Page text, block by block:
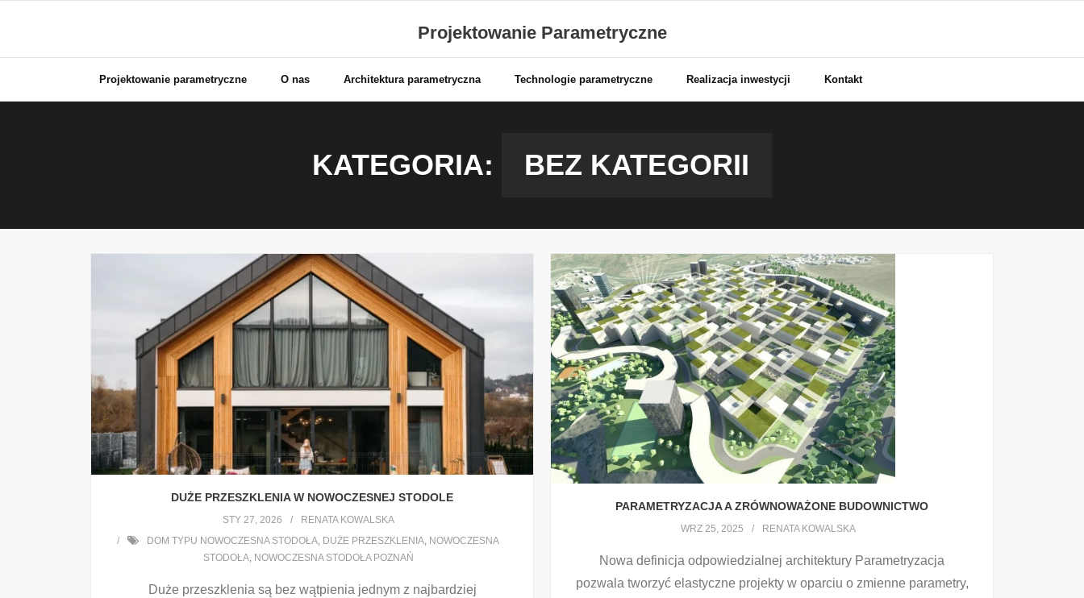
content
Projektowanie Parametryczne
Projektowanie parametryczne O nas Architektura parametryczna Technologie parametryczne Realizacja inwestycji Kontakt
KATEGORIA: BEZ KATEGORII
DUŻE PRZESZKLENIA W NOWOCZESNEJ STODOLE
STY 27, 2026
RENATA KOWALSKA
DOM TYPU NOWOCZESNA STODOŁA, DUŻE PRZESZKLENIA, NOWOCZESNA
STODOŁA, NOWOCZESNA STODOŁA POZNAŃ
Duże przeszklenia są bez wątpienia jednym z najbardziej
PARAMETRYZACJA A ZRÓWNOWAŻONE BUDOWNICTWO
WRZ 25, 2025 RENATA KOWALSKA
Nowa definicja odpowiedzialnej architektury Parametryzacja
pozwala tworzyć elastyczne projekty w oparciu o zmienne parametry,